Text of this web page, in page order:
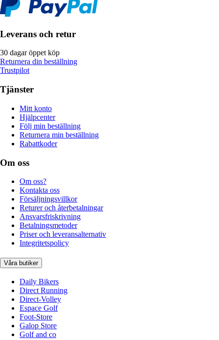
Leverans och retur
30 dagar öppet köp
Returnera din beställning
Trustpilot
Tjänster
Mitt konto
Hjälpcenter
Följ min beställning
Returnera min beställning
Rabattkoder
Om oss
Om oss?
Kontakta oss
Försäljningsvillkor
Returer och återbetalningar
Ansvarsfriskrivning
Betalningsmetoder
Priser och leveransalternativ
Integritetspolicy
Våra butiker
Daily Bikers
Direct Running
Direct-Volley
Espace Golf
Foot-Store
Galop Store
Golf and co